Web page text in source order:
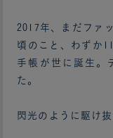
2017年、まだファ
頃のこと、わずか
手帳が世に誕生。
た。
閃光のように駆け